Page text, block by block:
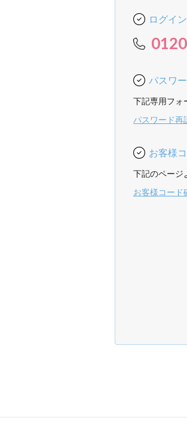
ログイ
パスワ
下記専用フォ
パスワード再
お客様
下記のページ
お客様コード